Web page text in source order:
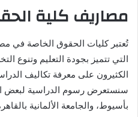
مصاريف كلية
تُعتبر كليات الحقوق الخاصة في
التي تتميز بجودة التعليم وتنوع
الكثيرون على معرفة تكاليف
سنستعرض رسوم الدراسية لبعض
بأسيوط، والجامعة الألمانية